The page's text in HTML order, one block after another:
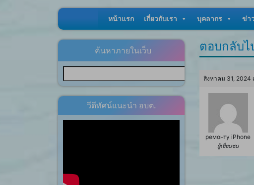
หน้าแรก เกี่ยวกับเรา บุคลากร ข่า
ค้นหาภายในเว็บ
วีดีทัศน์แนะนำ อบต.
ตอบกลับไ
สิงหาคม 31, 2024
ремонту iPhone
ผู้เยี่ยมชม